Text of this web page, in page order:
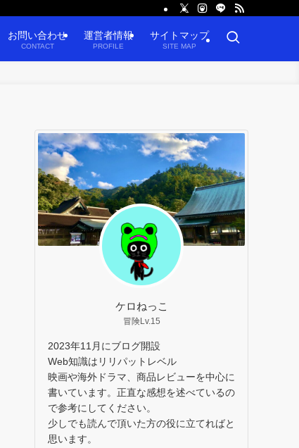
お問い合わせ
CONTACT
運営者情報
PROFILE
サイトマップ
SITE MAP
ケロねっこ
冒険Lv.15
2023年11月にブログ開設
Web知識はリリパットレベル
映画や海外ドラマ、商品レビューを中心に
書いています。正直な感想を述べているの
で参考にしてください。
少しでも読んで頂いた方の役に立てればと
思います。